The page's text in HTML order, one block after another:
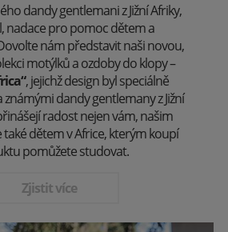
dandy gentlemani z Jižní Afriky,
nadace pro pomoc dětem a
nám představit naši novou,
motýlků a ozdoby do klopy –
, jejichž design byl speciálně
dandy gentlemany z Jižní
radost nejen vám, našim
také dětem v Africe, kterým koupí
pomůžete studovat.
Zjistit více